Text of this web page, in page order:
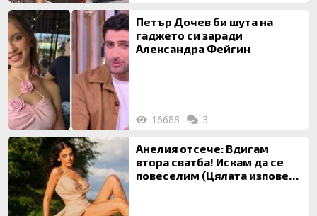
Петър Дочев би шута на
гаджето си заради
Александра Фейгин
16688 3
Анелия отсече: Вдигам
втора сватба! Искам да се
повеселим (Цялата изповед